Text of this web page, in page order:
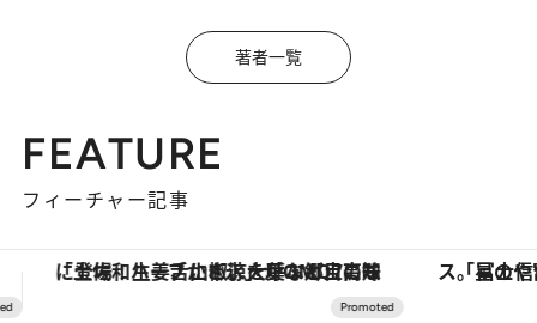
著者一覧
FEATURE
フィーチャー記事
「星のや富士」でデジタルデトックス。冨士信仰の歴史を辿り、心身を調える。 ヴァシュロン・コンスタンタ